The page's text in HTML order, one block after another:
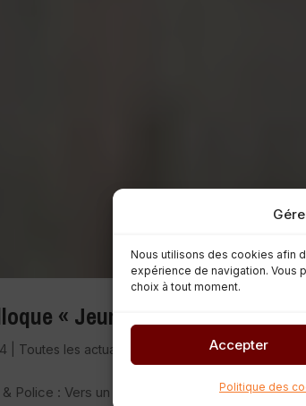
Nous utilisons des cookies afin
expérience de navigation. Vous
choix à tout moment.
Accepter
Politique des
« Jeunes & Police : Vers
Toutes les actualités Evénements
Police : Vers un dialogue concerté », s’est tenu